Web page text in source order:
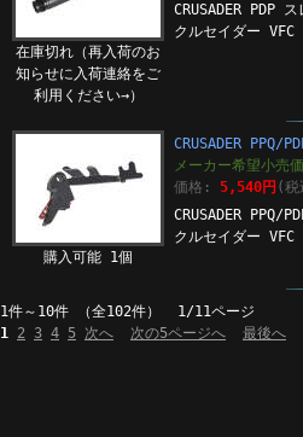
在庫切れ（再入荷のお
知らせに入荷連絡をご
利用ください→）
CRUSADER PDP
クルセイダー
購入可能 1個
CRUSADER PPQ/
メーカー希望小売
価格: 5,540円 (税
CRUSADER PPQ/
クルセイダー
1件～10件 （全102件） 1/11ページ
1 2 3 4 5 次へ 次の5ページへ 最後へ